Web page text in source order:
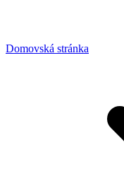
Domovská stránka